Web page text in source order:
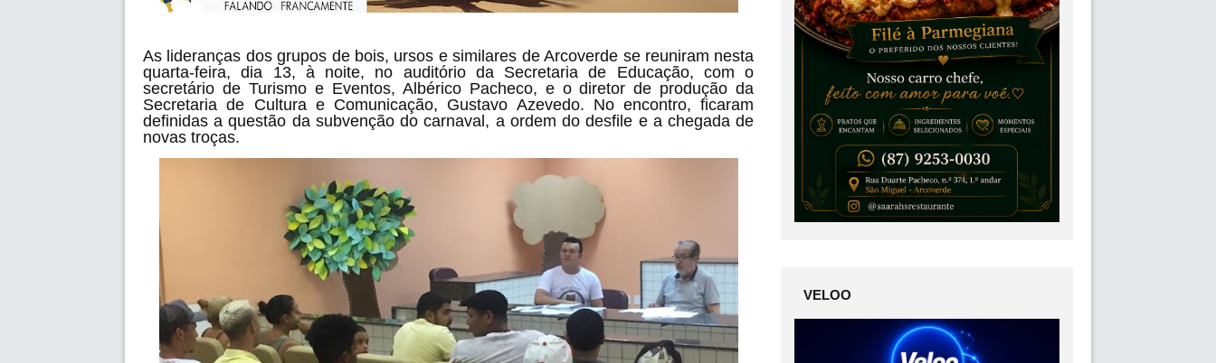
As lideranças dos grupos de bois, ursos e similares de Arcoverde se reuniram nesta
quarta-feira, dia 13, à noite, no auditório da Secretaria de Educação, com o
secretário de Turismo e Eventos, Albérico Pacheco, e o diretor de produção da
Secretaria de Cultura e Comunicação, Gustavo Azevedo. No encontro, ficaram
definidas a questão da subvenção do carnaval, a ordem do desfile e a chegada de
novas troças.
VELOO